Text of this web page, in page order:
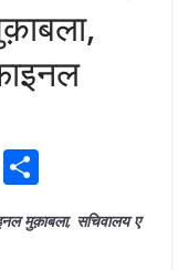
Li
ar
मुक़ाबला, सचिवालय ए